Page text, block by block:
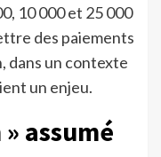
10 000 et 25 000
des paiements
dans un contexte
un enjeu.
assumé